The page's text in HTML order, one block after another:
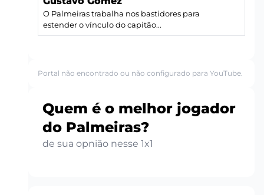
O Palmeiras trabalha nos bastidores para
estender o vínculo do capitão...
Portal não encontrado ou não configurado para YouTube.
Quem é o melhor jogador
do Palmeiras?
de sua opnião nesse 1x1